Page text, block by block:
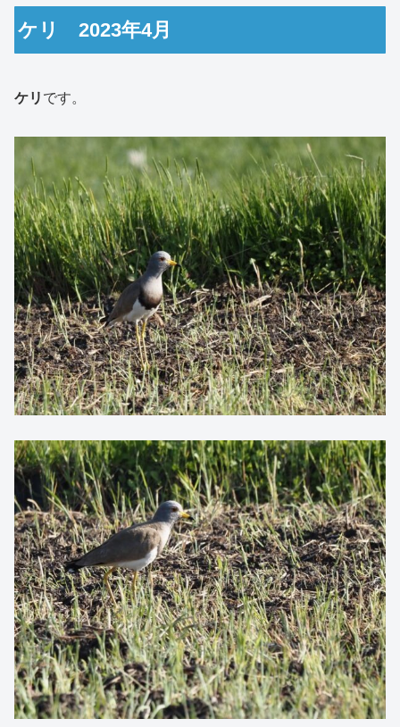
ケリ 2023年4月
ケリ です。